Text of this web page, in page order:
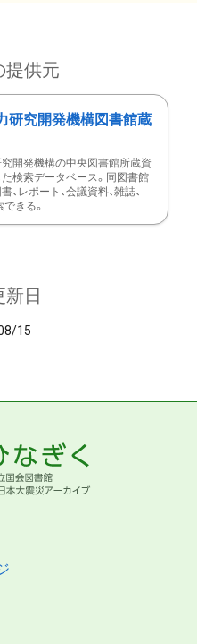
提供元
研究開発機構図書館蔵
開発機構の中央図書館所蔵資
検索データベース。同図書館
、レポート、会議資料、雑誌、
きる。
新日
15